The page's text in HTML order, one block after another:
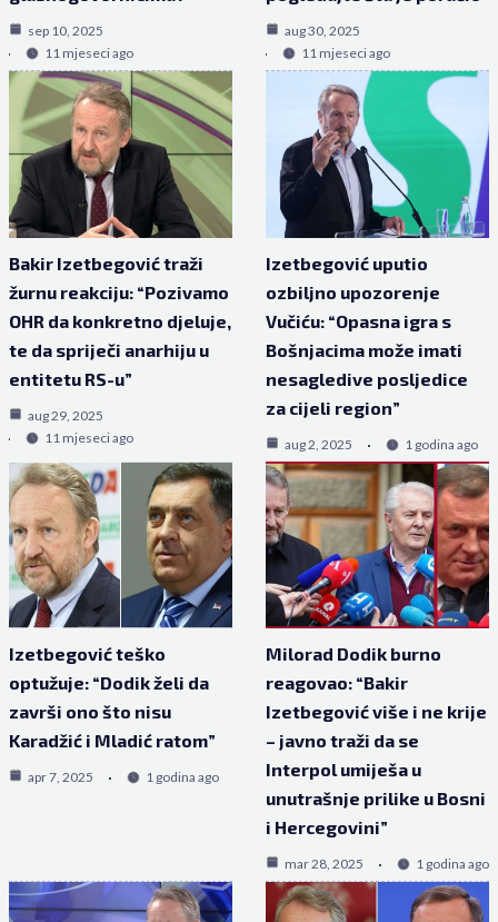
sep 10, 2025
11 mjeseci ago
aug 30, 2025
11 mjeseci ago
Bakir Izetbegović traži
žurnu reakciju: “Pozivamo
OHR da konkretno djeluje,
te da spriječi anarhiju u
entitetu RS-u”
aug 29, 2025
11 mjeseci ago
Izetbegović uputio
ozbiljno upozorenje
Vučiću: “Opasna igra s
Bošnjacima može imati
nesagledive posljedice
za cijeli region”
aug 2, 2025 1 godina ago
Izetbegović teško
optužuje: “Dodik želi da
završi ono što nisu
Karadžić i Mladić ratom”
apr 7, 2025 1 godina ago
Milorad Dodik burno
reagovao: “Bakir
Izetbegović više i ne krije
– javno traži da se
Interpol umiješa u
unutrašnje prilike u Bosni
i Hercegovini”
mar 28, 2025 1 godina ago